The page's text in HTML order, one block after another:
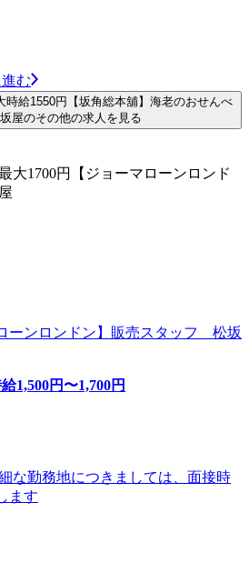
む
時給1550円【坂角総本舖】海老のおせんべ
屋のその他の求人を見る
大1700円【ジョーマローンロンド
ーンロンドン】販売スタッフ 松坂
給1,500円〜1,700円
な勤務地につきましては、面接時
ます